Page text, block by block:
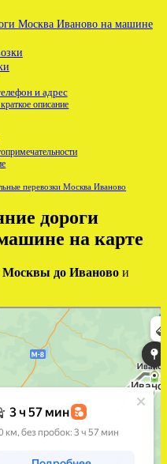
Москва Иваново на машине
и адрес
описание
перевозки Москва Иваново
дороги
на карте
Москвы до Иваново и